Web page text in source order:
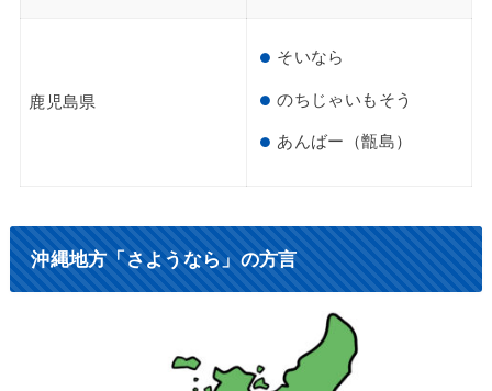
鹿児島県
そいなら
のちじゃいもそう
あんばー（甑島）
沖縄地方「さようなら」の方言